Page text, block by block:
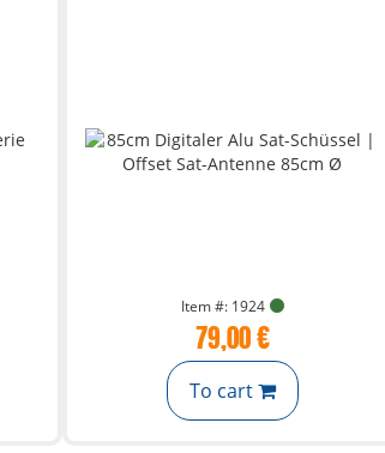
Item #: 1924
79,00 €
To cart